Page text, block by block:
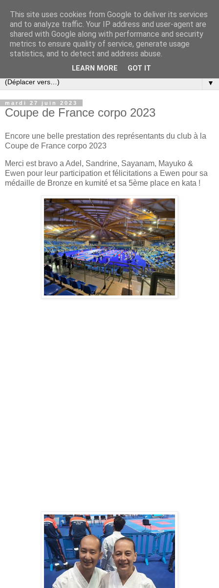
▼
mardi 27 juin 2023
Coupe de France corpo 2023
Encore une belle prestation des représentants du club à la
Coupe de France corpo 2023
Merci est bravo a Adel, Sandrine, Sayanam, Mayuko &
Ewen pour leur participation et félicitations a Ewen pour sa
médaille de Bronze en kumité et sa 5ème place en kata !
This site uses cookies from Google to deliver its services
and to analyze traffic. Your IP address and user-agent are
shared with Google along with performance and security
metrics to ensure quality of service, generate usage
statistics, and to detect and address abuse.
LEARN MORE GOT IT